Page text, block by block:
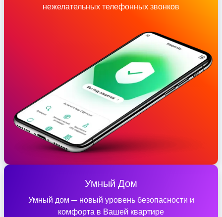
нежелательных телефонных звонков
Умный Дом
Умный дом — новый уровень безопасности и
комфорта в Вашей квартире